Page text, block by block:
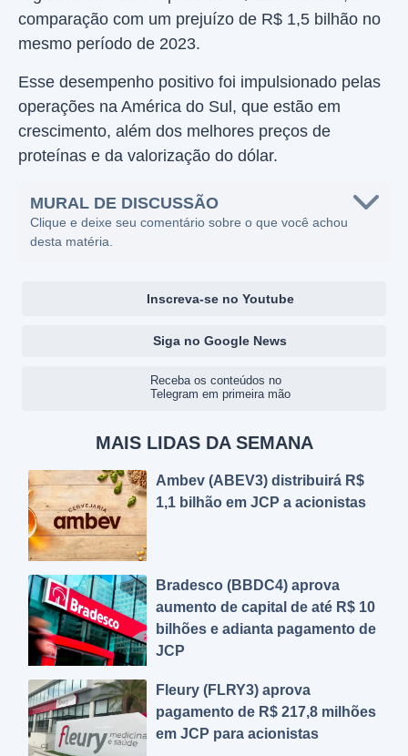
comparação com um prejuízo de R$ 1,5 bilhão no
mesmo período de 2023.
Esse desempenho positivo foi impulsionado pelas
operações na América do Sul, que estão em
crescimento, além dos melhores preços de
proteínas e da valorização do dólar.
MURAL DE DISCUSSÃO
Clique e deixe seu comentário sobre o que você achou
desta matéria.
Inscreva-se no Youtube
Siga no Google News
Receba os conteúdos no
Telegram em primeira mão
MAIS LIDAS DA SEMANA
Ambev (ABEV3) distribuirá R$
1,1 bilhão em JCP a acionistas
Bradesco (BBDC4) aprova
aumento de capital de até R$ 10
bilhões e adianta pagamento de
JCP
Fleury (FLRY3) aprova
pagamento de R$ 217,8 milhões
em JCP para acionistas